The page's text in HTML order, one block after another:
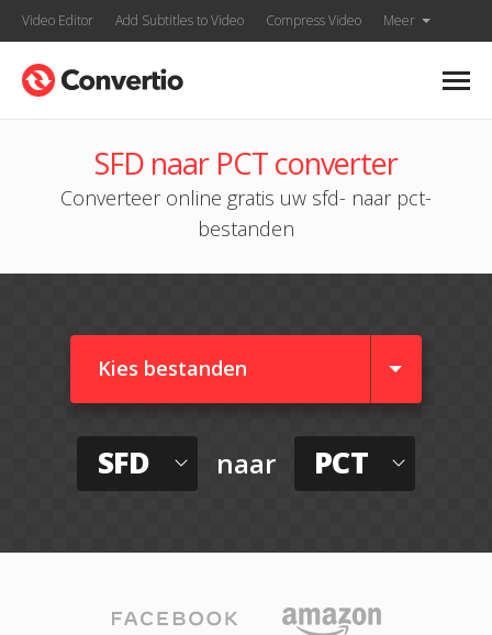
Video Editor Add Subtitles to Video Compress Video Meer
SFD naar PCT converter
Converteer online gratis uw sfd- naar pct-
bestanden
Kies bestanden
SFD naar PCT